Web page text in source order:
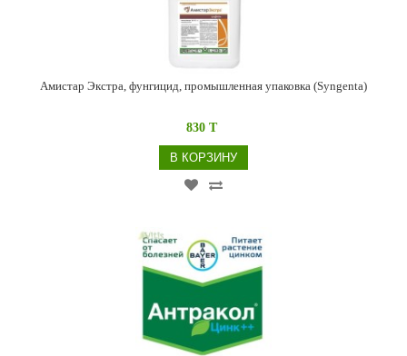
Амистар Экстра, фунгицид, промышленная упаковка (Syngenta)
830 T
В КОРЗИНУ